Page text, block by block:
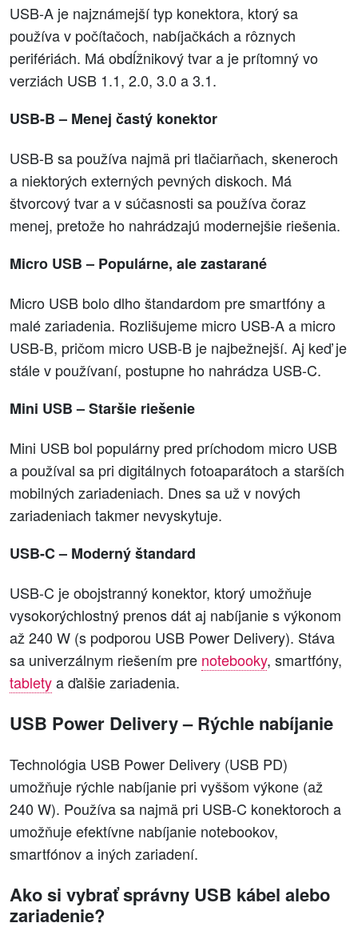
USB-A je najznámejší typ konektora, ktorý sa
používa v počítačoch, nabíjačkách a rôznych
perifériách. Má obdĺžnikový tvar a je prítomný vo
verziách USB 1.1, 2.0, 3.0 a 3.1.
USB-B – Menej častý konektor
USB-B sa používa najmä pri tlačiarňach, skeneroch
a niektorých externých pevných diskoch. Má
štvorcový tvar a v súčasnosti sa používa čoraz
menej, pretože ho nahrádzajú modernejšie riešenia.
Micro USB – Populárne, ale zastarané
Micro USB bolo dlho štandardom pre smartfóny a
malé zariadenia. Rozlišujeme micro USB-A a micro
USB-B, pričom micro USB-B je najbežnejší. Aj keď je
stále v používaní, postupne ho nahrádza USB-C.
Mini USB – Staršie riešenie
Mini USB bol populárny pred príchodom micro USB
a používal sa pri digitálnych fotoaparátoch a starších
mobilných zariadeniach. Dnes sa už v nových
zariadeniach takmer nevyskytuje.
USB-C – Moderný štandard
USB-C je obojstranný konektor, ktorý umožňuje
vysokorýchlostný prenos dát aj nabíjanie s výkonom
až 240 W (s podporou USB Power Delivery). Stáva
sa univerzálnym riešením pre notebooky, smartfóny,
tabletya ďalšie zariadenia.
USB Power Delivery – Rýchle nabíjanie
Technológia USB Power Delivery (USB PD)
umožňuje rýchle nabíjanie pri vyššom výkone (až
240 W). Používa sa najmä pri USB-C konektoroch a
umožňuje efektívne nabíjanie notebookov,
smartfónov a iných zariadení.
Ako si vybrať správny USB kábel alebo
zariadenie?